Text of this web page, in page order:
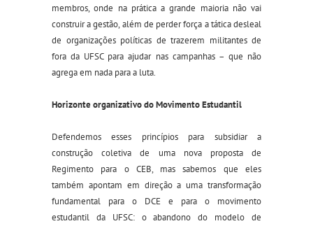
membros, onde na prática a grande maioria não vai
construir a gestão, além de perder força a tática desleal
de organizações políticas de trazerem militantes de
fora da UFSC para ajudar nas campanhas – que não
agrega em nada para a luta.
Horizonte organizativo do MovimentoEstudantil
Defendemos esses princípios para subsidiar a
construçãocoletivade uma nova proposta de
Regimento para o CEB, mas sabemos que eles
também apontam em direção a uma transformação
fundamental para o DCE e para o movimento
estudantil da UFSC:o abandono do modelo de